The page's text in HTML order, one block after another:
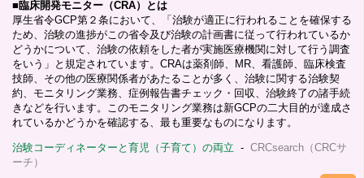
■臨床開発モニター（CRA）とは
厚生省令GCP第２条において、「治験が適正に行われることを確保する
ため、治験の進捗がこの省令及び治験の計画書に従って行われているか
どうかについて、治験の依頼をした者が実施医療機関に対して行う調査
をいう」と規定されています。CRAは薬剤師、MR、看護師、臨床検査
技師、その他の医療関係者があたることが多く、治験に関する治験契
約、モニタリング業務、症例報告書チェック・回収、治験終了の諸手続
きなどを行います。このモニタリング業務は新GCPの二大目的が達成さ
れているかどうかを確認する、最も重要なものになります。
治験コーディネーターと育児（子育て）の両立 - CRCsearch（CRCサ
ーチ）